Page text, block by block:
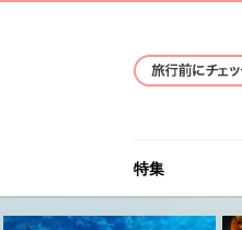
特集